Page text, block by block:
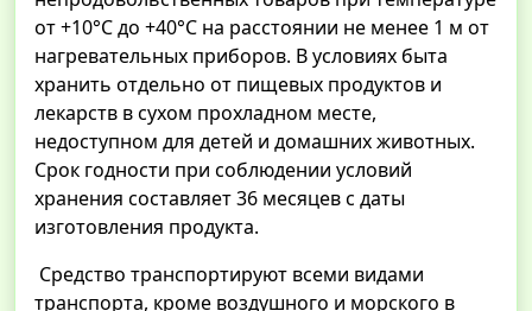
от +10°С до +40°С на расстоянии не менее 1 м от
нагревательных приборов. В условиях быта
хранить отдельно от пищевых продуктов и
лекарств в сухом прохладном месте,
недоступном для детей и домашних животных.
Срок годности при соблюдении условий
хранения составляет 36 месяцев с даты
изготовления продукта.
Средство транспортируют всеми видами
транспорта, кроме воздушного и морского в